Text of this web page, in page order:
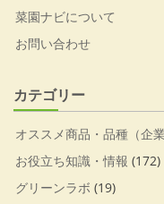
菜園ナビについて
お問い合わせ
カテゴリー
オススメ商品・品種（企業
お役立ち知識・情報 (172)
グリーンラボ (19)